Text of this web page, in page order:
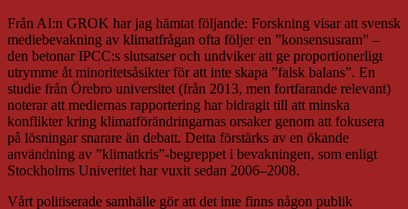
Från AI:n GROK har jag hämtat följande: Forskning visar att svensk
mediebevakning av klimatfrågan ofta följer en ”konsensusram” –
den betonar IPCC:s slutsatser och undviker att ge proportionerligt
utrymme åt minoritetsåsikter för att inte skapa ”falsk balans”. En
studie från Örebro universitet (från 2013, men fortfarande relevant)
noterar att mediernas rapportering har bidragit till att minska
konflikter kring klimatförändringarnas orsaker genom att fokusera
på lösningar snarare än debatt. Detta förstärks av en ökande
användning av ”klimatkris”-begreppet i bevakningen, som enligt
Stockholms Univeritet har vuxit sedan 2006–2008.
Vårt politiserade samhälle gör att det inte finns någon publik